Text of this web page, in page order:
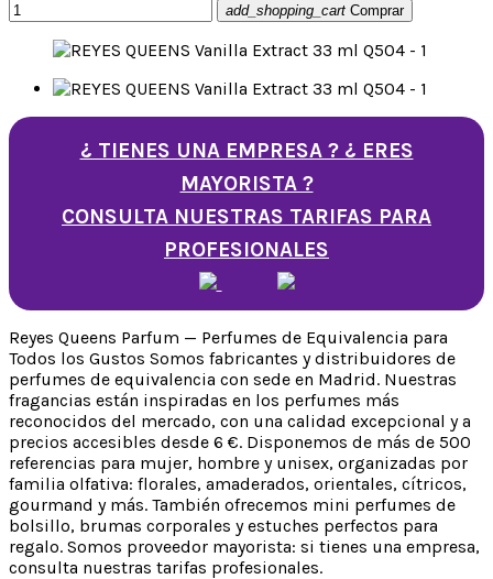
add_shopping_cart Comprar
¿ TIENES UNA EMPRESA ? ¿ ERES
MAYORISTA ?
CONSULTA NUESTRAS TARIFAS PARA
PROFESIONALES
Reyes Queens Parfum — Perfumes de Equivalencia para
Todos los Gustos Somos fabricantes y distribuidores de
perfumes de equivalencia con sede en Madrid. Nuestras
fragancias están inspiradas en los perfumes más
reconocidos del mercado, con una calidad excepcional y a
precios accesibles desde 6 €. Disponemos de más de 500
referencias para mujer, hombre y unisex, organizadas por
familia olfativa: florales, amaderados, orientales, cítricos,
gourmand y más. También ofrecemos mini perfumes de
bolsillo, brumas corporales y estuches perfectos para
regalo. Somos proveedor mayorista: si tienes una empresa,
consulta nuestras tarifas profesionales.